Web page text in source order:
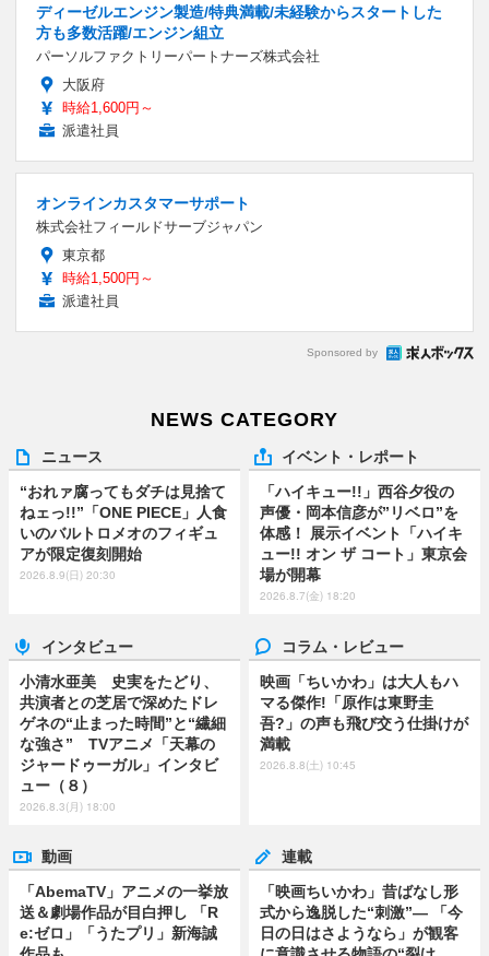
ディーゼルエンジン製造/特典満載/未経験からスタートした
方も多数活躍/エンジン組立
パーソルファクトリーパートナーズ株式会社
大阪府
時給1,600円～
派遣社員
オンラインカスタマーサポート
株式会社フィールドサーブジャパン
東京都
時給1,500円～
派遣社員
Sponsored by
NEWS CATEGORY
ニュース
“おれァ腐ってもダチは見捨て
ねェっ!!”「ONE PIECE」人食
いのバルトロメオのフィギュ
アが限定復刻開始
2026.8.9(日) 20:30
イベント・レポート
「ハイキュー!!」西谷夕役の
声優・岡本信彦が”リベロ”を
体感！ 展示イベント「ハイキ
ュー!! オン ザ コート」東京会
場が開幕
2026.8.7(金) 18:20
インタビュー
小清水亜美 史実をたどり、
共演者との芝居で深めたドレ
ゲネの“止まった時間”と“繊細
な強さ” TVアニメ「天幕の
ジャードゥーガル」インタビ
ュー（８）
2026.8.3(月) 18:00
コラム・レビュー
映画「ちいかわ」は大人もハ
マる傑作!「原作は東野圭
吾?」の声も飛び交う仕掛けが
満載
2026.8.8(土) 10:45
動画
「AbemaTV」アニメの一挙放
送＆劇場作品が目白押し 「R
e:ゼロ」「うたプリ」新海誠
連載
「映画ちいかわ」昔ばなし形
式から逸脱した“刺激”― 「今
日の日はさようなら」が観客